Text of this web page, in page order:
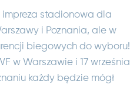
impreza stadionowa dla
i Poznania, ale w
biegowych do wyboru!
w Warszawie i 17 września
każdy będzie mógł